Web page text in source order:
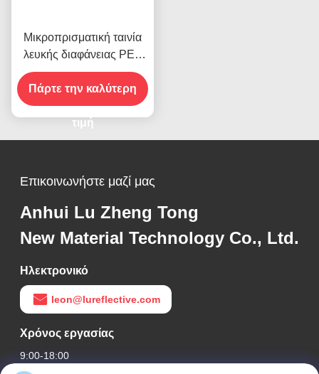
Μικροπρισματική ταινία
λευκής διαφάνειας PET
Αντανακλαστική ταινία
οχήματος ΕΟΚ
πιστοποιημένη
Πάρτε την καλύτερη
τιμή
Επικοινωνήστε μαζί μας
Anhui Lu Zheng Tong
New Material Technology Co., Ltd.
Ηλεκτρονικό
leon@lureflective.com
Χρόνος εργασίας
9:00-18:00